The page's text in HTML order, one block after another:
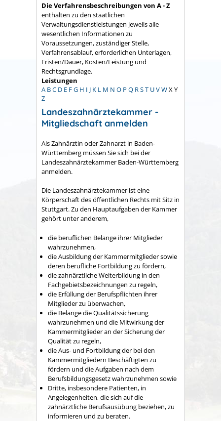
Die Verfahrensbeschreibungen von A - Z
enthalten zu den staatlichen
Verwaltungsdienstleistungen jeweils alle
wesentlichen Informationen zu
Voraussetzungen, zuständiger Stelle,
Verfahrensablauf, erforderlichen Unterlagen,
Fristen/Dauer, Kosten/Leistung und
Rechtsgrundlage.
Leistungen
A BC D E FG H I J K L M N O P Q RST UVWX Y
Z
Landeszahnärztekammer -
Mitgliedschaft anmelden
Als Zahnärztin oder Zahnarzt in Baden-
Württemberg müssen Sie sich bei der
Landeszahnärztekammer Baden-Württemberg
anmelden.
Die Landeszahnärztekammer ist eine
Körperschaft des öffentlichen Rechts mit Sitz in
Stuttgart. Zu den Hauptaufgaben der Kammer
gehört unter anderem,
die beruflichen Belange ihrer Mitglieder
wahrzunehmen,
die Ausbildung der Kammermitglieder sowie
deren berufliche Fortbildung zu fördern,
die zahnärztliche Weiterbildung in den
Fachgebietsbezeichnungen zu regeln,
die Erfüllung der Berufspflichten ihrer
Mitglieder zu überwachen,
die Belange die Qualitätssicherung
wahrzunehmen und die Mitwirkung der
Kammermitglieder an der Sicherung der
Qualität zu regeln,
die Aus- und Fortbildung der bei den
Kammermitgliedern Beschäftigten zu
fördern und die Aufgaben nach dem
Berufsbildungsgesetz wahrzunehmen sowie
Dritte, insbesondere Patienten, in
Angelegenheiten, die sich auf die
zahnärztliche Berufsausübung beziehen, zu
informieren und zu beraten.